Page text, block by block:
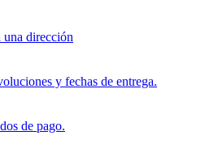
dirección
y fechas de entrega.
de pago.